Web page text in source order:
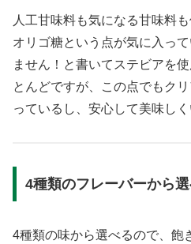
人工甘味料も気になる甘味料
オリゴ糖という点が気に入っ
ません！と書いてステビアを
とんどですが、この点でもク
っているし、安心して美味しく
4種類のフレーバーから
4種類の味から選べるので、飽